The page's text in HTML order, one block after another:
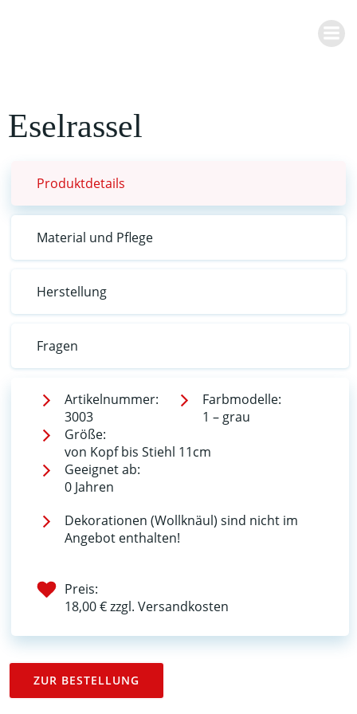
Eselrassel
Produktdetails
Material und Pflege
Herstellung
Fragen
Artikelnummer:
3003
Farbmodelle:
1 – grau
Größe:
von Kopf bis Stiehl 11cm
Geeignet ab:
0 Jahren
Dekorationen (Wollknäul) sind nicht im
Angebot enthalten!
Preis:
18,00 € zzgl. Versandkosten
ZUR BESTELLUNG